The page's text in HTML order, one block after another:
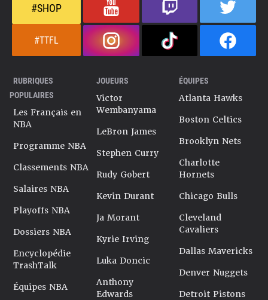
#SHOP
#TTFL
RUBRIQUES
POPULAIRES
Les Français en
NBA
Programme NBA
Classements NBA
Salaires NBA
Playoffs NBA
Dossiers NBA
Encyclopédie
TrashTalk
Équipes NBA
JOUEURS
Victor
Wembanyama
LeBron James
Stephen Curry
Rudy Gobert
Kevin Durant
Ja Morant
Kyrie Irving
Luka Doncic
Anthony
Edwards
ÉQUIPES
Atlanta Hawks
Boston Celtics
Brooklyn Nets
Charlotte
Hornets
Chicago Bulls
Cleveland
Cavaliers
Dallas Mavericks
Denver Nuggets
Detroit Pistons